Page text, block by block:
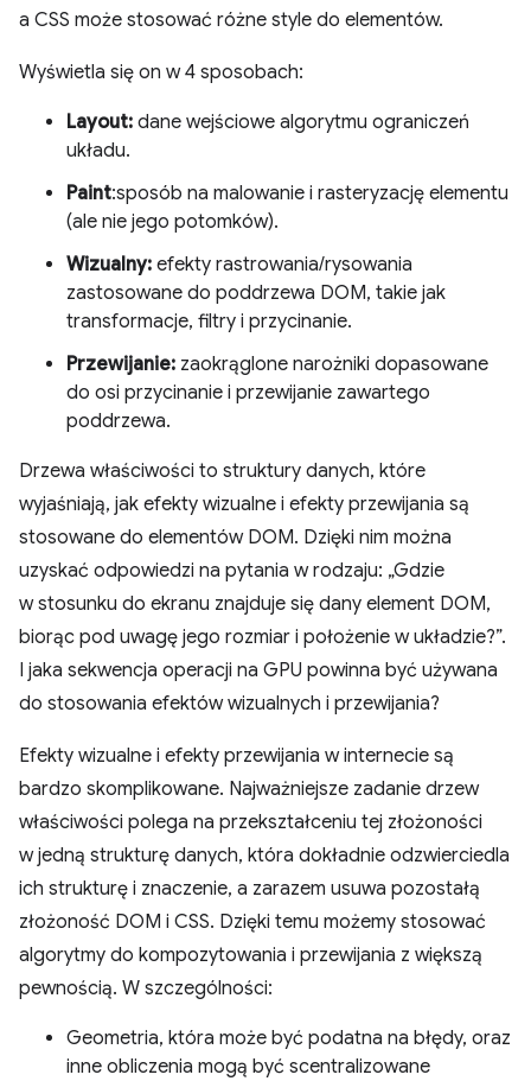
a CSS może stosować różne style do elementów.
Wyświetla się on w 4 sposobach:
Layout: dane wejściowe algorytmu ograniczeń
układu.
Paint:sposób na malowanie i rasteryzację elementu
(ale nie jego potomków).
Wizualny: efekty rastrowania/rysowania
zastosowane do poddrzewa DOM, takie jak
transformacje, filtry i przycinanie.
Przewijanie: zaokrąglone narożniki dopasowane
do osi przycinanie i przewijanie zawartego
poddrzewa.
Drzewa właściwości to struktury danych, które
wyjaśniają, jak efekty wizualne i efekty przewijania są
stosowane do elementów DOM. Dzięki nim można
uzyskać odpowiedzi na pytania w rodzaju: „Gdzie
w stosunku do ekranu znajduje się dany element DOM,
biorąc pod uwagę jego rozmiar i położenie w układzie?”.
I jaka sekwencja operacji na GPU powinna być używana
do stosowania efektów wizualnych i przewijania?
Efekty wizualne i efekty przewijania w internecie są
bardzo skomplikowane. Najważniejsze zadanie drzew
właściwości polega na przekształceniu tej złożoności
w jedną strukturę danych, która dokładnie odzwierciedla
ich strukturę i znaczenie, a zarazem usuwa pozostałą
złożoność DOM i CSS. Dzięki temu możemy stosować
algorytmy do kompozytowania i przewijania z większą
pewnością. W szczególności:
Geometria, która może być podatna na błędy, oraz
inne obliczenia mogą być scentralizowane